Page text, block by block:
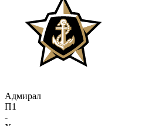
Адмирал
П1
-